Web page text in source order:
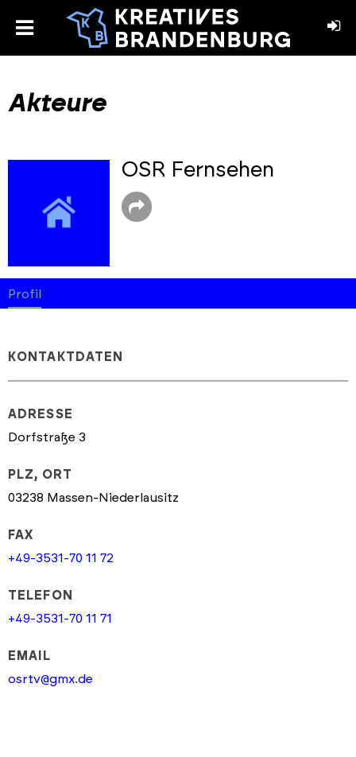
toggle
Akteure
OSR Fernsehen
Profil
KONTAKTDATEN
ADRESSE
Dorfstraße 3
PLZ, ORT
03238 Massen-Niederlausitz
FAX
+49-3531-70 11 72
TELEFON
+49-3531-70 11 71
EMAIL
osrtv@gmx.de